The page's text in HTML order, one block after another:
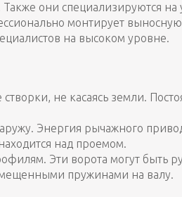
они специализируются
монтирует
на высоком уровне.
не касаясь земли.
Энергия рычажного
над проемом.
Эти ворота могут быть
пружинами на валу.